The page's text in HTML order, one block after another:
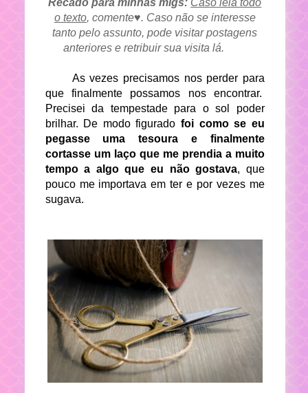
o texto, comente♥. Caso não se interesse
tanto pelo assunto, pode visitar postagens
anteriores e retribuir sua visita lá.
As vezes precisamos nos perder para
que finalmente possamos nos encontrar.
Precisei da tempestade para o sol poder
brilhar. De modo figurado foi como se eu
pegasse uma tesoura e finalmente
cortasse um laço que me prendia a muito
tempo a algo que eu não gostava, que
pouco me importava em ter e por vezes me
sugava.